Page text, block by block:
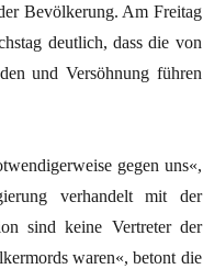
Bevölkerung. Am Freitag
deutlich, dass die von
und Versöhnung führen
gegen uns«,
verhandelt mit der
sind keine Vertreter der
waren«, betont die